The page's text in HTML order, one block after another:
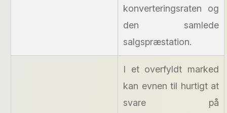
konverteringsraten og
den samlede
salgspræstation.
I et overfyldt marked
kan evnen til hurtigt at
svare på